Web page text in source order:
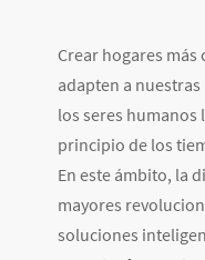
Crear hogares más
adapten a
los seres humanos
principio de los
En este ámbito, la
mayores
soluciones